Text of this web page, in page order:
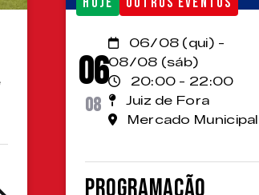
06
08
06/08 (qui) -
08/08 (sáb)
20:00 - 22:00
Juiz de Fora
Mercado Municipal